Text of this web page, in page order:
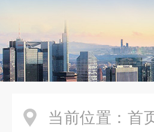
当前位置： 首